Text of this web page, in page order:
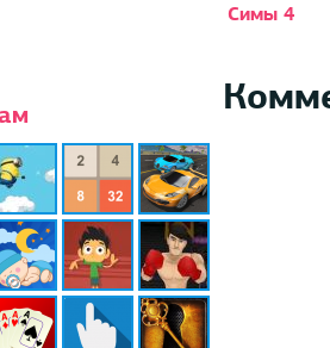
Симы 4